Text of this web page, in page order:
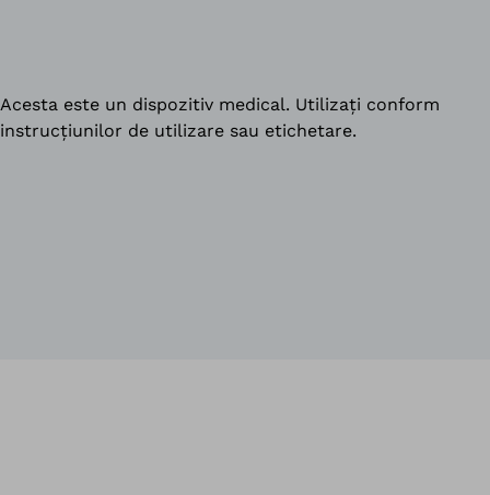
Acesta este un dispozitiv medical. Utilizați conform
instrucțiunilor de utilizare sau etichetare.